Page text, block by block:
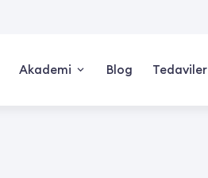
Akademi Blog Tedaviler